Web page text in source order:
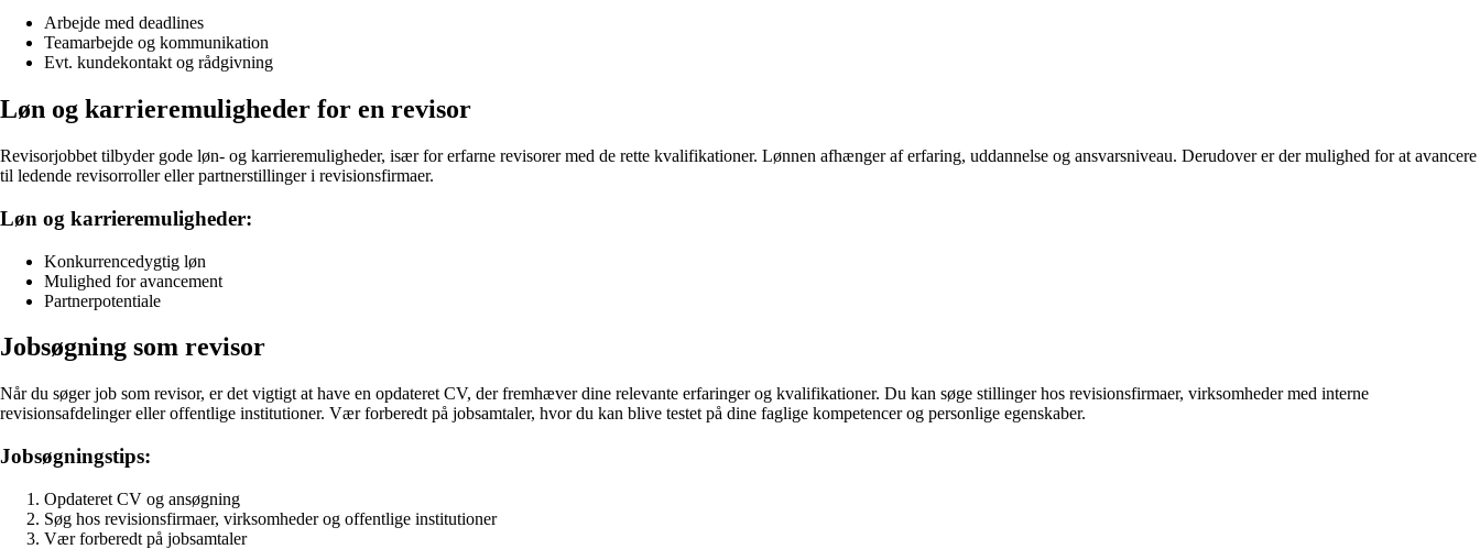
Arbejde med deadlines
Teamarbejde og kommunikation
Evt. kundekontakt og rådgivning
Løn og karrieremuligheder for en revisor
Revisorjobbet tilbyder gode løn- og karrieremuligheder, især for erfarne revisorer med de rette kvalifikationer. Lønnen afhænger af erfaring, uddannelse og ansvarsniveau. Derudover er der mulighed for at avancere
til ledende revisorroller eller partnerstillinger i revisionsfirmaer.
Løn og karrieremuligheder:
Konkurrencedygtig løn
Mulighed for avancement
Partnerpotentiale
Jobsøgning som revisor
Når du søger job som revisor, er det vigtigt at have en opdateret CV, der fremhæver dine relevante erfaringer og kvalifikationer. Du kan søge stillinger hos revisionsfirmaer, virksomheder med interne
revisionsafdelinger eller offentlige institutioner. Vær forberedt på jobsamtaler, hvor du kan blive testet på dine faglige kompetencer og personlige egenskaber.
Jobsøgningstips:
Opdateret CV og ansøgning
Søg hos revisionsfirmaer, virksomheder og offentlige institutioner
Vær forberedt på jobsamtaler